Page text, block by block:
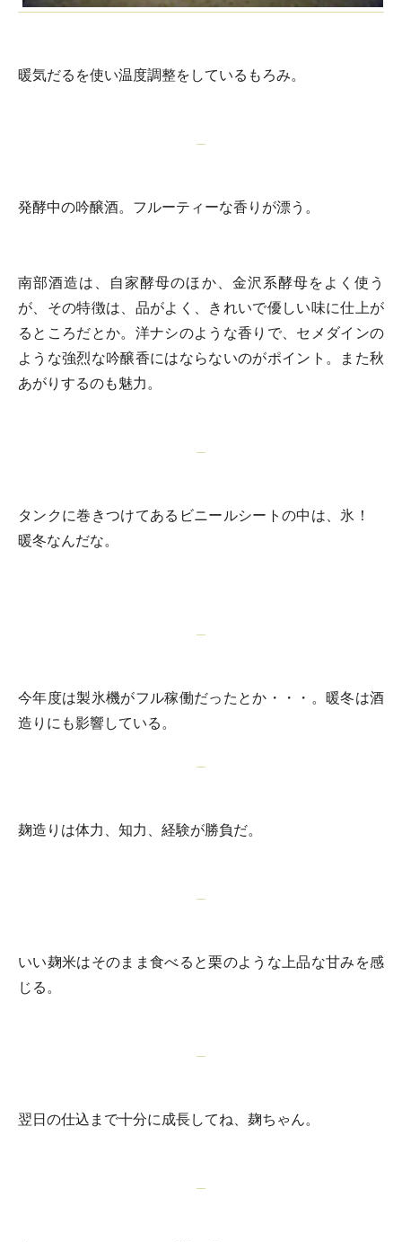
暖気だるを使い温度調整をしているもろみ。
発酵中の吟醸酒。フルーティーな香りが漂う。
南部酒造は、自家酵母のほか、金沢系酵母をよく使う
が、その特徴は、品がよく、きれいで優しい味に仕上が
るところだとか。洋ナシのような香りで、セメダインの
ような強烈な吟醸香にはならないのがポイント。また秋
あがりするのも魅力。
タンクに巻きつけてあるビニールシートの中は、氷！
暖冬なんだな。
今年度は製氷機がフル稼働だったとか・・・。暖冬は酒
造りにも影響している。
麹造りは体力、知力、経験が勝負だ。
いい麹米はそのまま食べると栗のような上品な甘みを感
じる。
翌日の仕込まで十分に成長してね、麹ちゃん。